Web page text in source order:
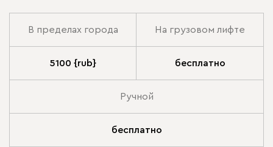
В пределах города На грузовом лифте
5100 {rub} бесплатно
Ручной
бесплатно